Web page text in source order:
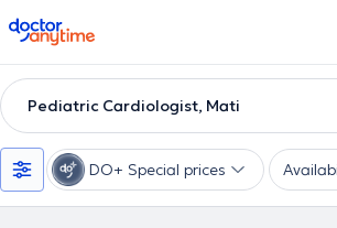
doctoranytime
Pediatric Cardiologist, Mati
DO+ Special prices